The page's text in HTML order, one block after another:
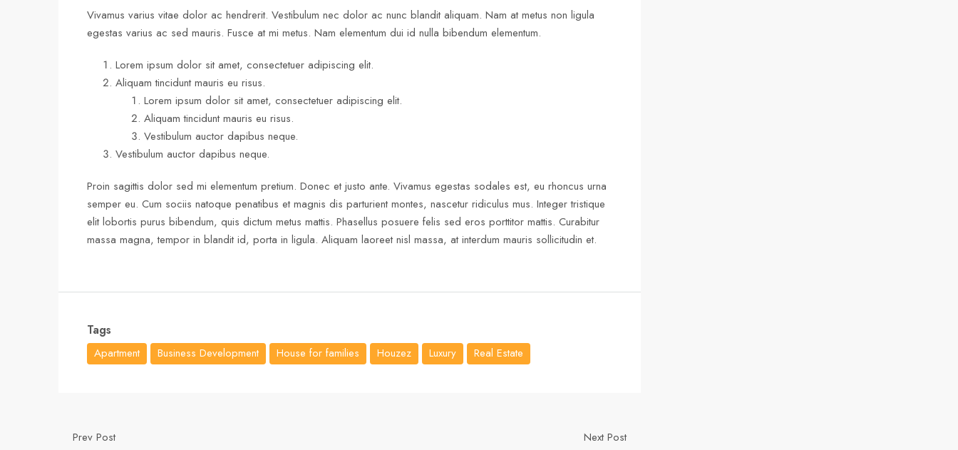
Vivamus varius vitae dolor ac hendrerit. Vestibulum nec dolor ac nunc blandit aliquam. Nam at metus non ligula
egestas varius ac sed mauris. Fusce at mi metus. Nam elementum dui id nulla bibendum elementum.
Lorem ipsum dolor sit amet, consectetuer adipiscing elit.
Aliquam tincidunt mauris eu risus.
Lorem ipsum dolor sit amet, consectetuer adipiscing elit.
Aliquam tincidunt mauris eu risus.
Vestibulum auctor dapibus neque.
Vestibulum auctor dapibus neque.
Proin sagittis dolor sed mi elementum pretium. Donec et justo ante. Vivamus egestas sodales est, eu rhoncus urna
semper eu. Cum sociis natoque penatibus et magnis dis parturient montes, nascetur ridiculus mus. Integer tristique
elit lobortis purus bibendum, quis dictum metus mattis. Phasellus posuere felis sed eros porttitor mattis. Curabitur
massa magna, tempor in blandit id, porta in ligula. Aliquam laoreet nisl massa, at interdum mauris sollicitudin et.
Tags
Apartment Business Development House for families Houzez Luxury Real Estate
Prev Post
Next Post